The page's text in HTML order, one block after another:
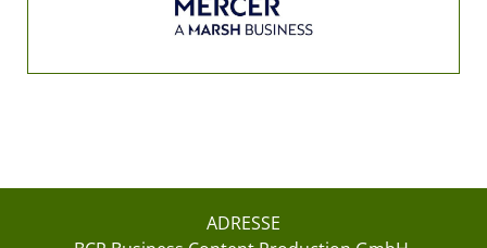
ADRESSE